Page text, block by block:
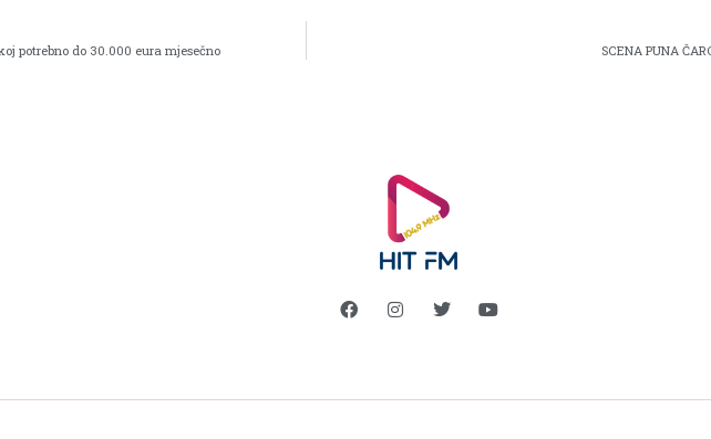
potrebno do 30.000 eura mjesečno SCENA PUNA